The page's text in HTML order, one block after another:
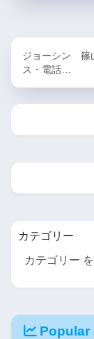
ジョーシン 篠
ス・電話…
カテゴリー
Popular